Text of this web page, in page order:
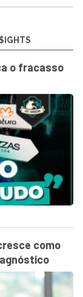
o fracasso
como